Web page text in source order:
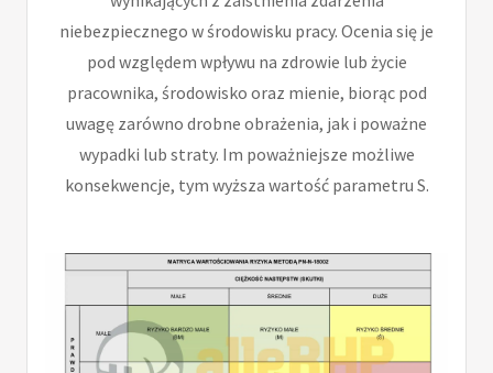
niebezpiecznego w środowisku pracy. Ocenia się je
pod względem wpływu na zdrowie lub życie
pracownika, środowisko oraz mienie, biorąc pod
uwagę zarówno drobne obrażenia, jak i poważne
wypadki lub straty. Im poważniejsze możliwe
konsekwencje, tym wyższa wartość parametru S.